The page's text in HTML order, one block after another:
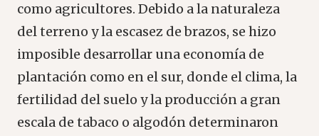
como agricultores. Debido a la naturaleza
del terreno y la escasez de brazos, se hizo
imposible desarrollar una economía de
plantación como en el sur, donde el clima, la
fertilidad del suelo y la producción a gran
escala de tabaco o algodón determinaron